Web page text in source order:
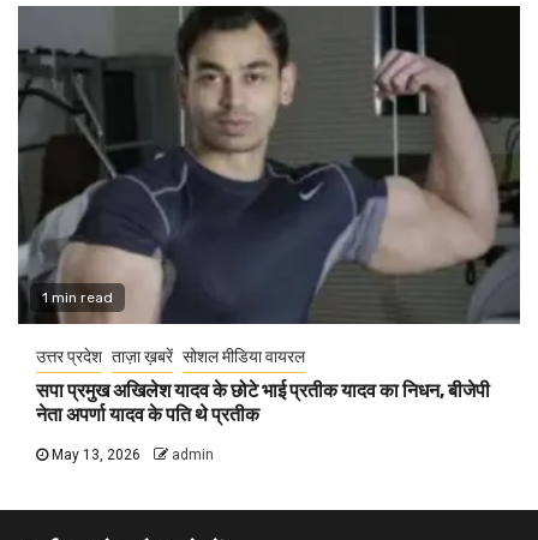
1 min read
उत्तर प्रदेश ताज़ा ख़बरें सोशल मीडिया वायरल
सपा प्रमुख अखिलेश यादव के छोटे भाई प्रतीक यादव का निधन, बीजेपी
नेता अपर्णा यादव के पति थे प्रतीक
May 13, 2026 admin